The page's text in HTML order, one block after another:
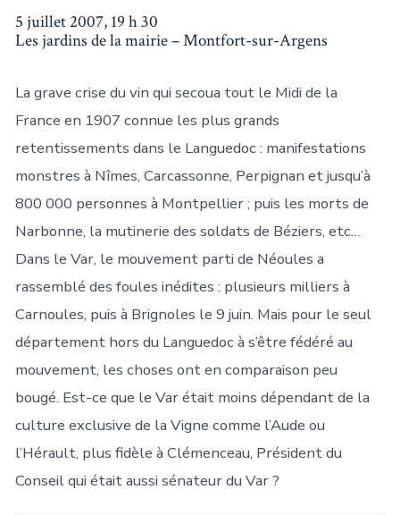
5 juillet 2007, 19 h 30
Les jardins de la mairie – Montfort-sur-Argens
La grave crise du vin qui secoua tout le Midi de la
France en 1907 connue les plus grands
retentissements dans le Languedoc : manifestations
monstres à Nîmes, Carcassonne, Perpignan et jusqu’à
800 000 personnes à Montpellier ; puis les morts de
Narbonne, la mutinerie des soldats de Béziers, etc…
Dans le Var, le mouvement parti de Néoules a
rassemblé des foules inédites : plusieurs milliers à
Carnoules, puis à Brignoles le 9 juin. Mais pour le seul
département hors du Languedoc à s’être fédéré au
mouvement, les choses ont en comparaison peu
bougé. Est-ce que le Var était moins dépendant de la
culture exclusive de la Vigne comme l’Aude ou
l’Hérault, plus fidèle à Clémenceau, Président du
Conseil qui était aussi sénateur du Var ?